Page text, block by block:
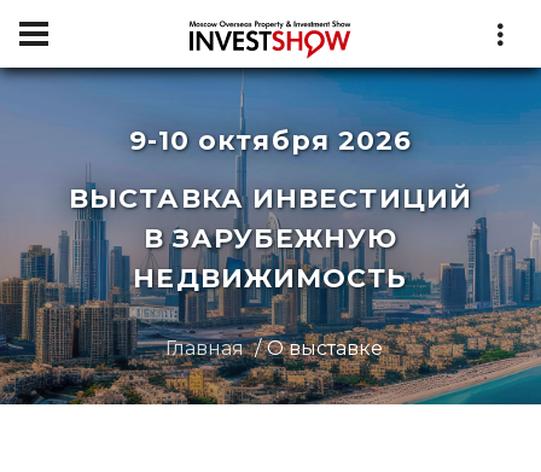
9-10 октября 2026
ВЫСТАВКА ИНВЕСТИЦИЙ
В ЗАРУБЕЖНУЮ
НЕДВИЖИМОСТЬ
Главная О выставке